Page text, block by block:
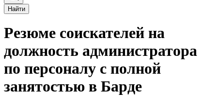
Найти
Резюме соискателей на
должность администратора
по персоналу с полной
занятостью в Барде